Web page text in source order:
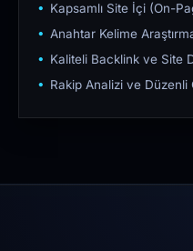
Kapsamlı Site İçi (On-
Anahtar Kelime
Kaliteli Backlink ve Site
Rakip Analizi ve Düzenli